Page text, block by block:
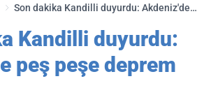
Son dakika Kandilli duyurdu: Akdeniz'de
Kandilli duyurdu:
peş peşe deprem